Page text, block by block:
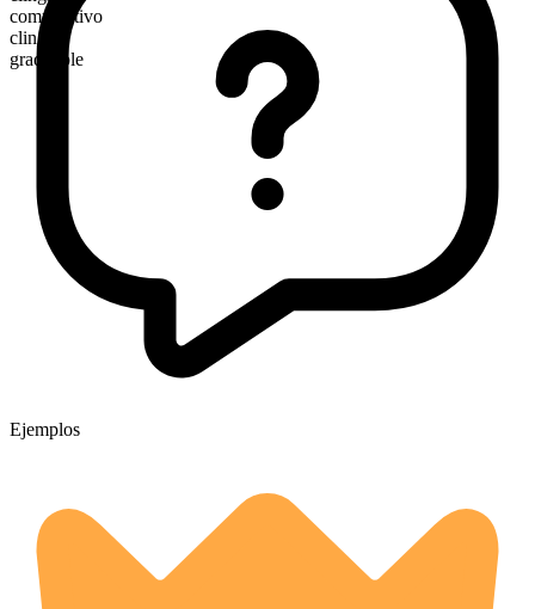
comparativo
clingier
graduable
Ejemplos